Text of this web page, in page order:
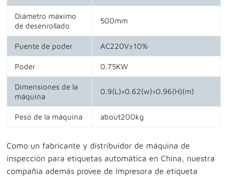
Diámetro máximo
de desenrollado
500mm
Puente de poder AC220V±10%
Poder 0.75KW
Dimensiones de la
máquina
0.9(L)×0.62(w)×0.96(H)(m)
Peso de la máquina about200kg
Como un fabricante y distribuidor de máquina de
inspección para etiquetas automática en China, nuestra
compañía además provee de Impresora de etiqueta